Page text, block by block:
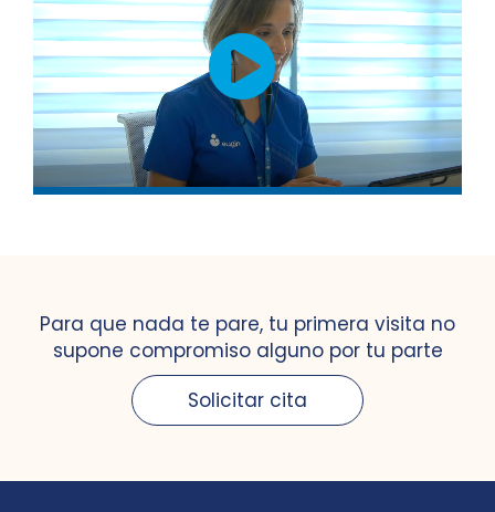
Para que nada te pare, tu primera visita no
supone compromiso alguno por tu parte
Solicitar cita